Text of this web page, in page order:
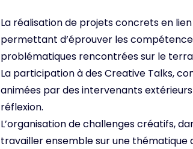
La réalisation de projets concrets en
permettant d’éprouver les
problématiques rencontrées sur le
La participation à des Creative Talks,
animées par des intervenants
réflexion.
L’organisation de challenges créatifs,
travailler ensemble sur une